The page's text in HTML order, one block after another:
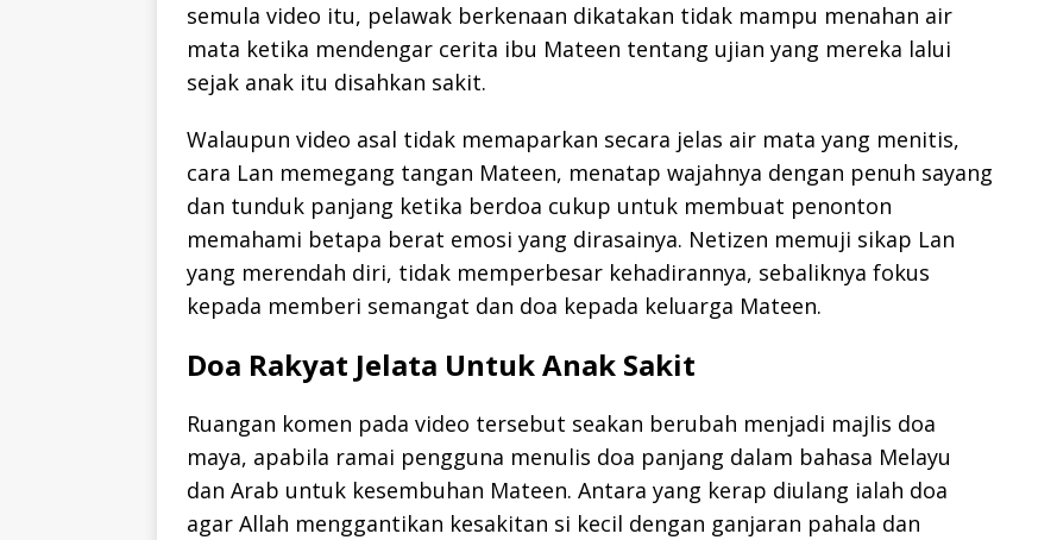
semula video itu, pelawak berkenaan dikatakan tidak mampu menahan air
mata ketika mendengar cerita ibu Mateen tentang ujian yang mereka lalui
sejak anak itu disahkan sakit.
Walaupun video asal tidak memaparkan secara jelas air mata yang menitis,
cara Lan memegang tangan Mateen, menatap wajahnya dengan penuh sayang
dan tunduk panjang ketika berdoa cukup untuk membuat penonton
memahami betapa berat emosi yang dirasainya. Netizen memuji sikap Lan
yang merendah diri, tidak memperbesar kehadirannya, sebaliknya fokus
kepada memberi semangat dan doa kepada keluarga Mateen.
Doa Rakyat Jelata Untuk Anak Sakit
Ruangan komen pada video tersebut seakan berubah menjadi majlis doa
maya, apabila ramai pengguna menulis doa panjang dalam bahasa Melayu
dan Arab untuk kesembuhan Mateen. Antara yang kerap diulang ialah doa
agar Allah menggantikan kesakitan si kecil dengan ganjaran pahala dan